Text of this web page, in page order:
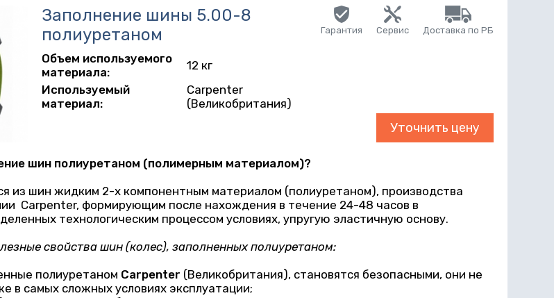
Заполнение шины 5.00-8
полиуретаном
Объем используемого
материала:
12 кг
Используемый
материал:
Carpenter
(Великобритания)
Гарантия Сервис Доставка по РБ
Уточнить цену
шин полиуретаном (полимерным материалом)?
из шин жидким 2-х компонентным материалом (полиуретаном), производства
Carpenter, формирующим после нахождения в течение 24-48 часов в
технологическим процессом условиях, упругую эластичную основу.
свойства шин (колес), заполненных полиуретаном:
полиуретаном Carpenter (Великобритания), становятся безопасными, они не
в самых сложных условиях эксплуатации;